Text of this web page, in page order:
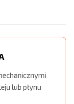
lub płynu